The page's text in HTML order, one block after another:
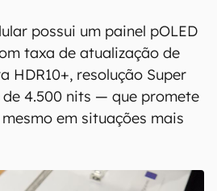
possui um painel pOLED
taxa de atualização de
HDR10+, resolução Super
4.500 nits — que promete
em situações mais